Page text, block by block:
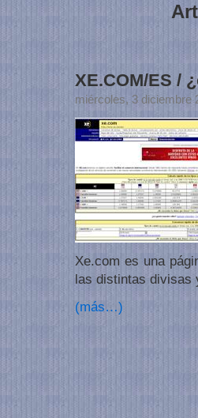
XE.COM/ES /
miércoles, 3 diciembre
Xe.com es una
las distintas divisas
(más…)